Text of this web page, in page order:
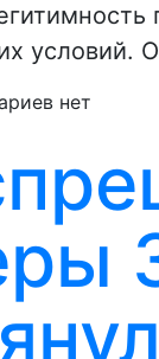
условий.
нет